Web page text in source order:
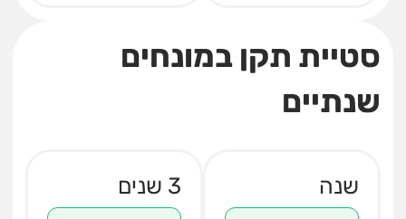
סטיית תקן במונחים
שנתיים
שנה
3 שנים